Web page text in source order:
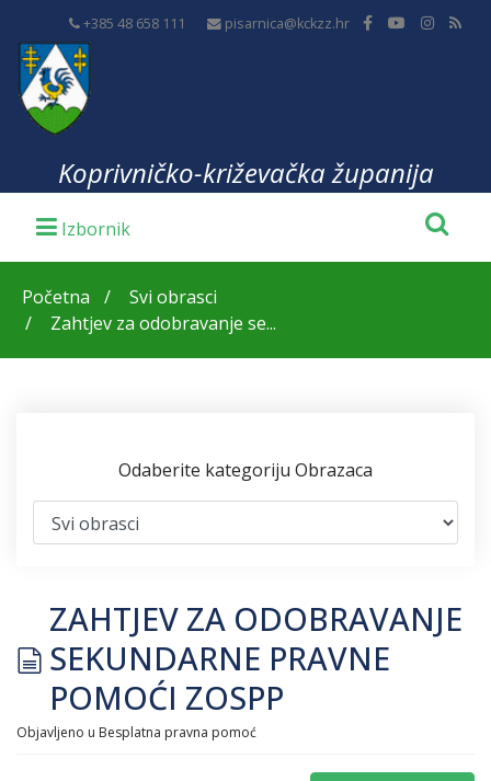
+385 48 658 111 pisarnica@kckzz.hr
Koprivničko-križevačka županija
Početna
Svi obrasci
Zahtjev za odobravanje se...
Odaberite kategoriju Obrazaca
document
ZAHTJEV ZA ODOBRAVANJE
SEKUNDARNE PRAVNE
POMOĆI ZOSPP
Objavljeno u Besplatna pravna pomoć